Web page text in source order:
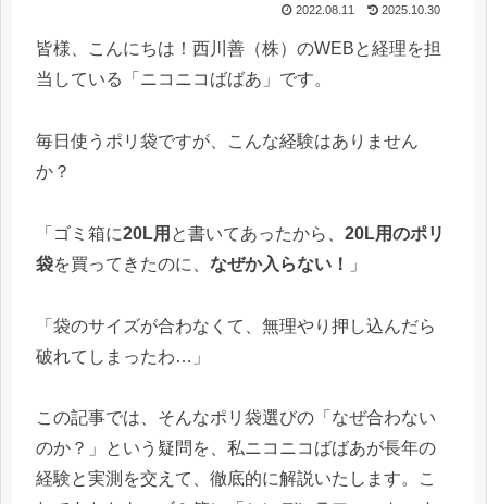
2022.08.11 2025.10.30
皆様、こんにちは！西川善（株）のWEBと経理を担
当している「ニコニコばばあ」です。
毎日使うポリ袋ですが、こんな経験はありません
か？
「ゴミ箱に20L用 と書いてあったから、 20L用のポリ
袋を買ってきたのに、 なぜか入らない！ 」
「袋のサイズが合わなくて、無理やり押し込んだら
破れてしまったわ…」
この記事では、そんなポリ袋選びの「なぜ合わない
のか？」という疑問を、私ニコニコばばあが長年の
経験と実測を交えて、徹底的に解説いたします。こ